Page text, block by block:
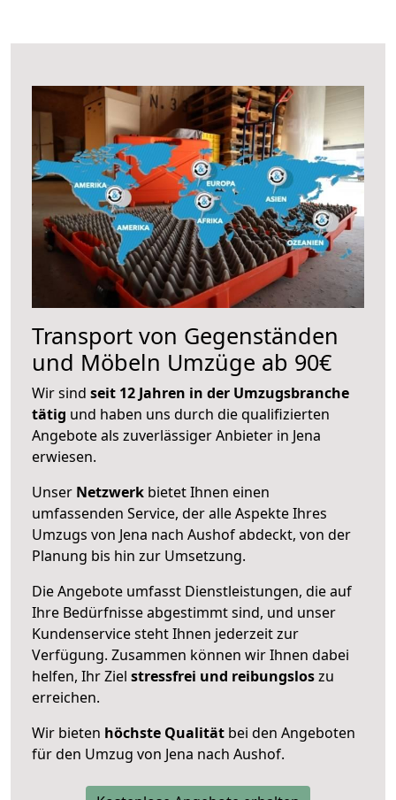
Transport von Gegenständen
und Möbeln Umzüge ab 90€
Wir sind seit 12 Jahren in der Umzugsbranche
tätig und haben uns durch die qualifizierten
Angebote als zuverlässiger Anbieter in Jena
erwiesen.
Unser Netzwerk bietet Ihnen einen
umfassenden Service, der alle Aspekte Ihres
Umzugs von Jena nach Aushof abdeckt, von der
Planung bis hin zur Umsetzung.
Die Angebote umfasst Dienstleistungen, die auf
Ihre Bedürfnisse abgestimmt sind, und unser
Kundenservice steht Ihnen jederzeit zur
Verfügung. Zusammen können wir Ihnen dabei
helfen, Ihr Ziel stressfrei und reibungsloszu
erreichen.
Wir bieten höchste Qualität bei den Angeboten
für den Umzug von Jena nach Aushof.